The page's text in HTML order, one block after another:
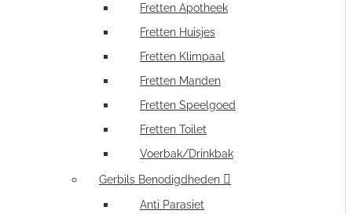
Fretten Apotheek
Fretten Huisjes
Fretten Klimpaal
Fretten Manden
Fretten Speelgoed
Fretten Toilet
Voerbak/Drinkbak
Gerbils Benodigdheden
Anti Parasiet